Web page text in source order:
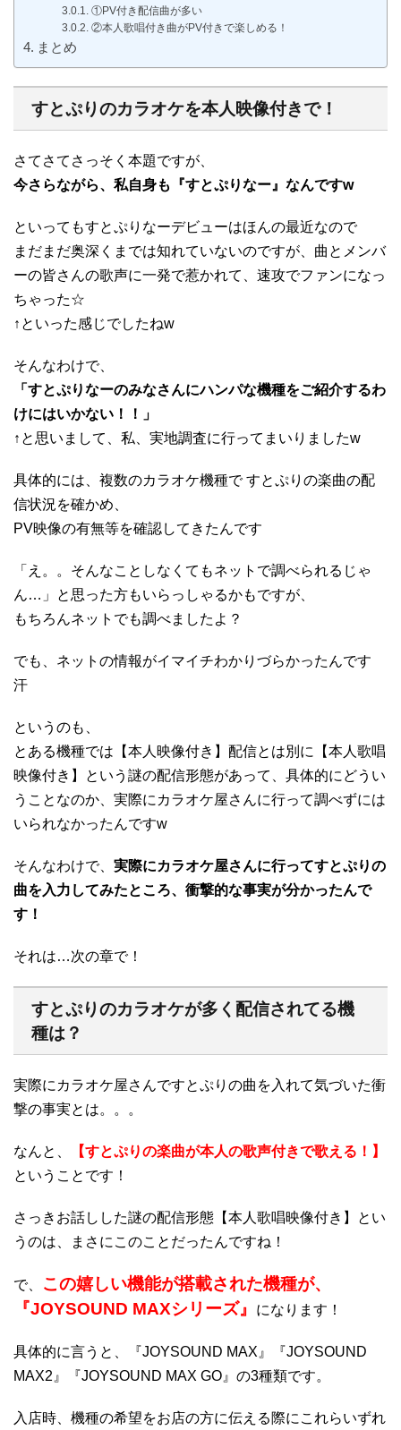
①PV付き配信曲が多い
②本人歌唱付き曲がPV付きで楽しめる！
まとめ
すとぷりのカラオケを本人映像付きで！
さてさてさっそく本題ですが、
今さらながら、私自身も『すとぷりなー』なんですw
といってもすとぷりなーデビューはほんの最近なので
まだまだ奥深くまでは知れていないのですが、曲とメンバ
ーの皆さんの歌声に一発で惹かれて、速攻でファンになっ
ちゃった☆
↑といった感じでしたねw
そんなわけで、
「すとぷりなーのみなさんにハンパな機種をご紹介するわ
けにはいかない！！」
↑と思いまして、私、実地調査に行ってまいりましたw
具体的には、複数のカラオケ機種で すとぷりの楽曲の配
信状況を確かめ、
PV映像の有無等を確認してきたんです
「え。。そんなことしなくてもネットで調べられるじゃ
ん…」と思った方もいらっしゃるかもですが、
もちろんネットでも調べましたよ？
でも、ネットの情報がイマイチわかりづらかったんです
汗
というのも、
とある機種では【本人映像付き】配信とは別に【本人歌唱
映像付き】という謎の配信形態があって、具体的にどうい
うことなのか、実際にカラオケ屋さんに行って調べずには
いられなかったんですw
そんなわけで、 実際にカラオケ屋さんに行ってすとぷりの
曲を入力してみたところ、衝撃的な事実が分かったんで
す！
それは…次の章で！
すとぷりのカラオケが多く配信されてる機
種は？
実際にカラオケ屋さんですとぷりの曲を入れて気づいた衝
撃の事実とは。。。
なんと、
【すとぷりの楽曲が本人の歌声付きで歌える！】
ということです！
さっきお話しした謎の配信形態【本人歌唱映像付き】とい
うのは、まさにこのことだったんですね！
で、
この嬉しい機能が搭載された機種が、
『JOYSOUND MAXシリーズ』
になります！
具体的に言うと、『JOYSOUND MAX』『JOYSOUND
MAX2』『JOYSOUND MAX GO』の3種類です。
入店時、機種の希望をお店の方に伝える際にこれらいずれ